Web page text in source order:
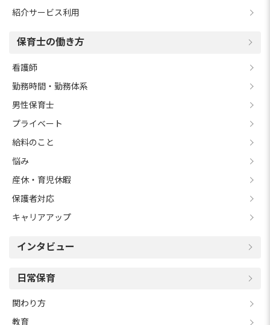
紹介サービス利用
保育士の働き方
看護師
勤務時間・勤務体系
男性保育士
プライベート
給料のこと
悩み
産休・育児休暇
保護者対応
キャリアアップ
インタビュー
日常保育
関わり方
教育